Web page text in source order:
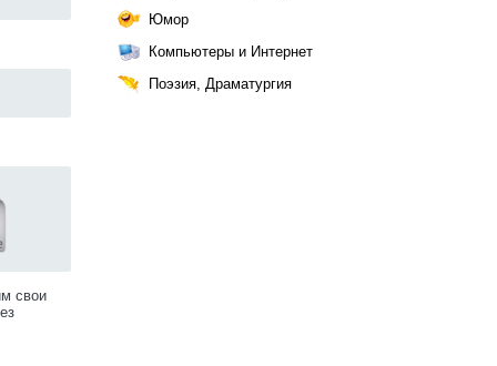
свои
Юмор
Компьютеры и Интернет
Поэзия, Драматургия